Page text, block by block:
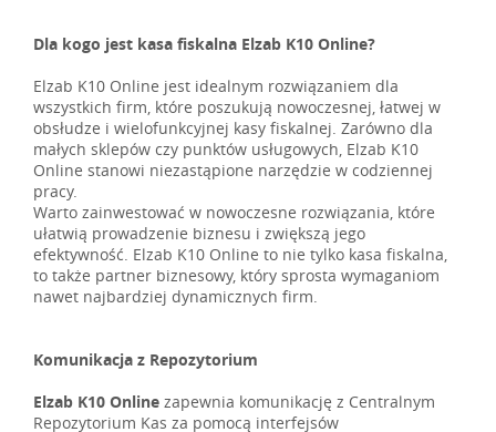
Dla kogo jest kasa fiskalna Elzab K10 Online?
Elzab K10 Online jest idealnym rozwiązaniem dla
wszystkich firm, które poszukują nowoczesnej, łatwej w
obsłudze i wielofunkcyjnej kasy fiskalnej. Zarówno dla
małych sklepów czy punktów usługowych, Elzab K10
Online stanowi niezastąpione narzędzie w codziennej
pracy.
Warto zainwestować w nowoczesne rozwiązania, które
ułatwią prowadzenie biznesu i zwiększą jego
efektywność. Elzab K10 Online to nie tylko kasa fiskalna,
to także partner biznesowy, który sprosta wymaganiom
nawet najbardziej dynamicznych firm.
Komunikacja z Repozytorium
Elzab K10 Online zapewnia komunikację z Centralnym
Repozytorium Kas za pomocą interfejsów